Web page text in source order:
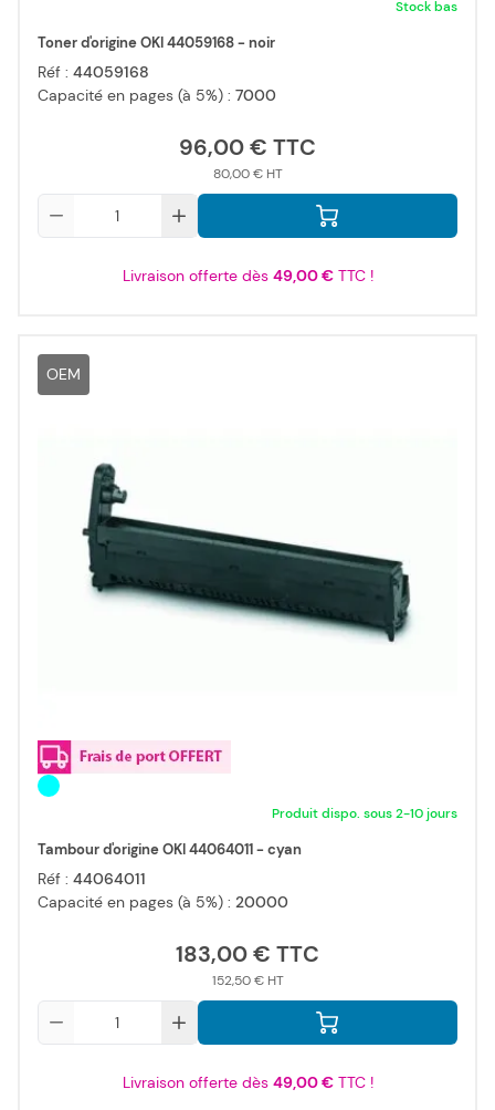
Stock bas
Toner d'origine OKI 44059168 - noir
Réf : 44059168
Capacité en pages (à 5%) : 7000
96,00 €
80,00 €
Livraison offerte dès 49,00 €TTC !
OEM
Produit dispo. sous 2-10 jours
Tambour d'origine OKI 44064011 - cyan
Réf : 44064011
Capacité en pages (à 5%) : 20000
183,00 €
152,50 €
Livraison offerte dès 49,00 €TTC !